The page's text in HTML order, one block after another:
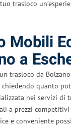
trasloco
Mobili
a
trasloco da Bolzano
quanto
nei servizi di
a prezzi
e conveniente